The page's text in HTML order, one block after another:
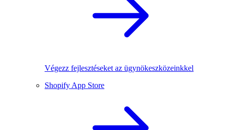
Végezz fejlesztéseket az ügynökeszközeinkkel
Shopify App Store